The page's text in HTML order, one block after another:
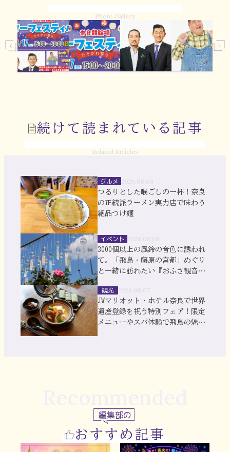
Photo Gallery
続けて読まれている記事
Related Articles
グルメ
つるりとした喉ごしの一杯！奈良
の正統派ラーメン実力店で味わう
絶品つけ麺
イベント
3000個以上の風鈴の音色に誘われ
て。「飛鳥・藤原の宮都」めぐり
と一緒に訪れたい『おふさ観音』
観光
JWマリオット・ホテル奈良で世界
遺産登録を祝う特別フェア！限定
メニューやスパ体験で飛鳥の魅力
編集部の
おすすめ記事